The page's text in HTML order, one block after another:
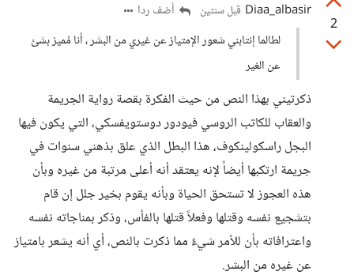
2
Diaa_albasir قبل سنتين
أضف ردا
لطالما إنتابني شعور الإمتياز عن غيري من البشر ، أنا مُميز بشئ
عن الغير
ذكرتيني بهذا النص من حيث الفكرة بقصة رواية الجريمة
والعقاب للكاتب الروسي فيودور دوستويفسكي، التي يكون فيها
البجل راسكولينكوف، هذا البطل الذي علق بذهني سنوات في
جريمة ارتكبها أيضاً لإنه يعتقد أنه أعلى مرتبة من غيره وبأن
هذه العجوز لا تستحق الحياة وبأنه يقوم بخير جلل إن قام
بتشجيع نفسه وقتلها وفعلاً قتلها بالفأس، وذكر بمناجاته نفسه
واعترافاته بأن للأمر شيءٌ مما ذكرت بالنص، أي أنه يشعر بامتياز
عن غيره من البشر.